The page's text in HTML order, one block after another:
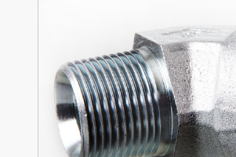
3D modell